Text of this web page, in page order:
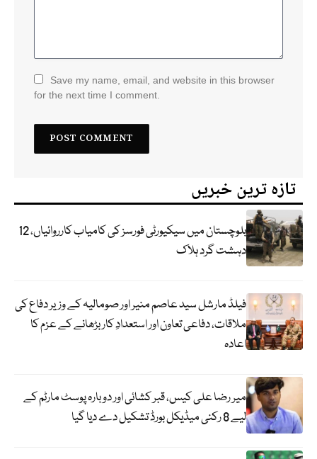
Save my name, email, and website in this browser
for the next time I comment.
تازہ ترین خبریں
بلوچستان میں سیکیورٹی فورسز کی کامیاب کارروائیاں، 12
دہشت گرد ہلاک
فیلڈ مارشل سید عاصم منیر اور صومالیہ کے وزیر دفاع کی
ملاقات، دفاعی تعاون اور استعدادِ کار بڑھانے کے عزم کا
اعادہ
میر رضا علی کیس، قبر کشائی اور دوبارہ پوسٹ مارٹم کے
لیے 8 رکنی میڈیکل بورڈ تشکیل دے دیا گیا